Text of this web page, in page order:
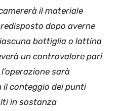
il materiale
dopo averne
bottiglia o lattina
un controvalore pari
sarà
conteggio dei punti
in sostanza